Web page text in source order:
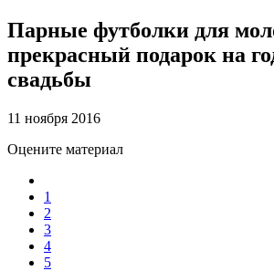
Парные футболки для
прекрасный подарок на
свадьбы
11 ноября 2016
Оцените материал
1
2
3
4
5